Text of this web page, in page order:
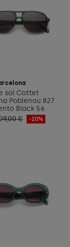
sol Cottet
Poblenou 827
Black 56
€ -20%